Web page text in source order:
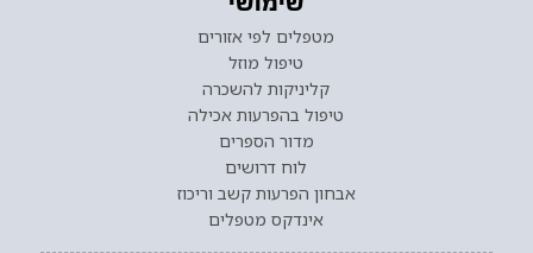
מטפלים לפי אזורים
טיפול מוזל
קליניקות להשכרה
טיפול בהפרעות אכילה
מדור הספרים
לוח דרושים
אבחון הפרעות קשב וריכוז
אינדקס מטפלים